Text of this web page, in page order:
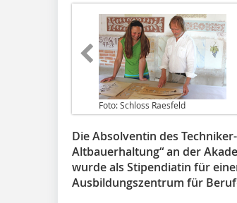
Foto: Schloss Raesfeld
Die Absolventin des
Altbauerhaltung“ an der
wurde als Stipendiatin für
Ausbildungszentrum für